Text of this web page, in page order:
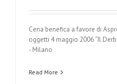
Cena benefica a favore di
oggetti 4 maggio 2006 “Il
- Milano
Read More